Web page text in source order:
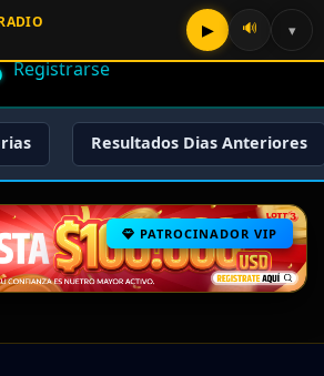
🔑 Iniciar Sesión
📝
Registrarse
Resultados Dias Anteriores
PATROCINADOR VIP
▶ 🔊 ▾